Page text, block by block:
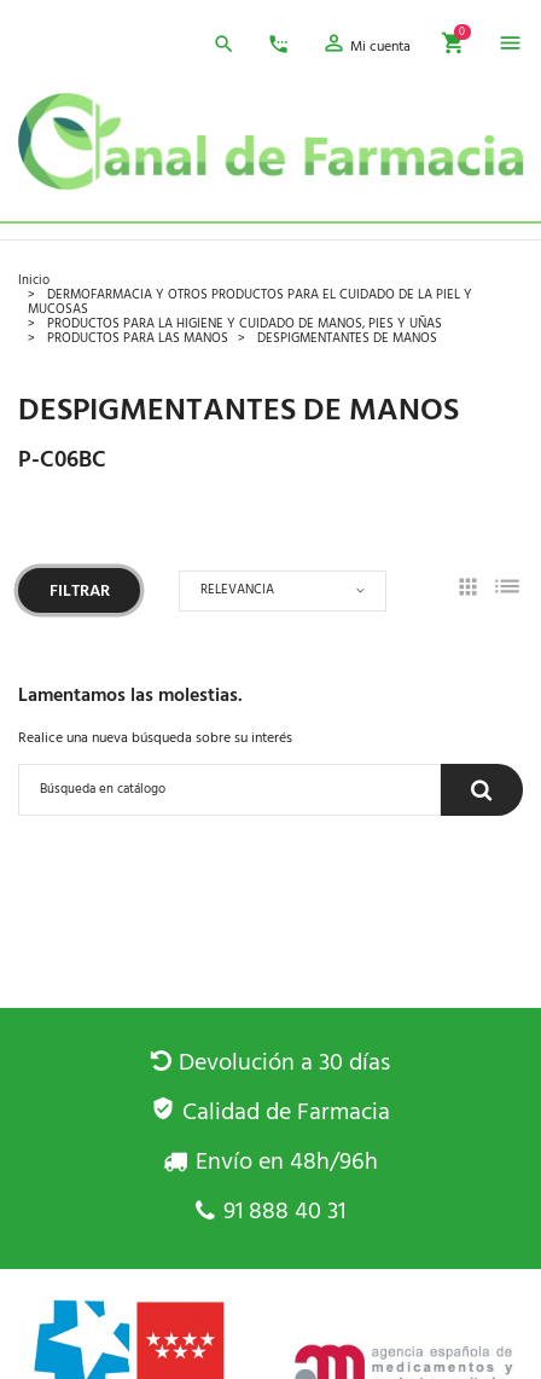
Mi cuenta
0
Inicio
DERMOFARMACIA Y OTROS PRODUCTOS PARA EL CUIDADO DE LA PIEL Y
MUCOSAS
PRODUCTOS PARA LA HIGIENE Y CUIDADO DE MANOS, PIES Y UÑAS
PRODUCTOS PARA LAS MANOS DESPIGMENTANTES DE MANOS
DESPIGMENTANTES DE MANOS
P-C06BC
FILTRAR RELEVANCIA
Lamentamos las molestias.
Realice una nueva búsqueda sobre su interés
Devolución a 30 días
Calidad de Farmacia
Envío en 48h/96h
91 888 40 31